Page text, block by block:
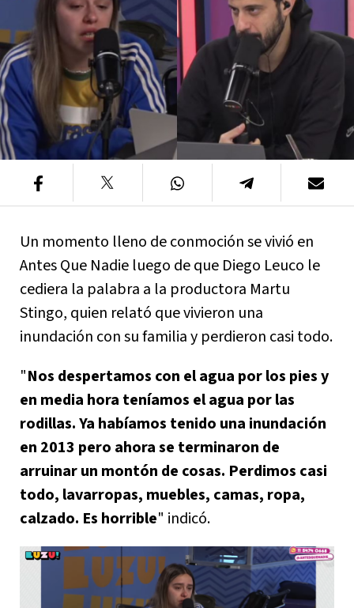
Un momento lleno de conmoción se vivió en
Antes Que Nadie luego de que Diego Leuco le
cediera la palabra a la productora Martu
Stingo, quien relató que vivieron una
inundación con su familia y perdieron casi todo.
"Nos despertamos con el agua por los pies y
en media hora teníamos el agua por las
rodillas. Ya habíamos tenido una inundación
en 2013 pero ahora se terminaron de
arruinar un montón de cosas. Perdimos casi
todo, lavarropas, muebles, camas, ropa,
calzado. Es horrible" indicó.